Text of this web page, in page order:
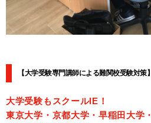
【大学受験専門講師による難関校受験対
大学受験もスクールIE！
東京大学・京都大学・早稲田大学